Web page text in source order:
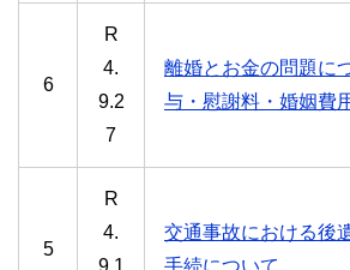
6
R
4.
9.2
7
離婚とお金の問題に
与・慰謝料・婚姻費
5
R
4.
9.1
交通事故における後
手続について